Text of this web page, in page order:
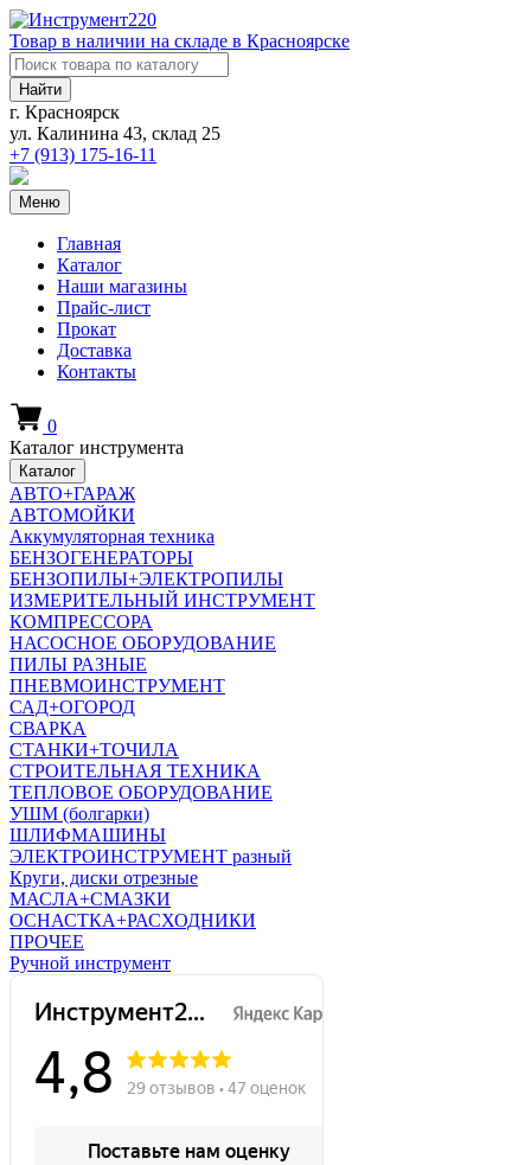
Товар в наличии на складе в Красноярске
Найти
г. Красноярск
ул. Калинина 43, склад 25
+7 (913) 175-16-11
Меню
Главная
Каталог
Наши магазины
Прайс-лист
Прокат
Доставка
Контакты
0
Каталог инструмента
Каталог
АВТО+ГАРАЖ
АВТОМОЙКИ
Аккумуляторная техника
БЕНЗОГЕНЕРАТОРЫ
БЕНЗОПИЛЫ+ЭЛЕКТРОПИЛЫ
ИЗМЕРИТЕЛЬНЫЙ ИНСТРУМЕНТ
КОМПРЕССОРА
НАСОСНОЕ ОБОРУДОВАНИЕ
ПИЛЫ РАЗНЫЕ
ПНЕВМОИНСТРУМЕНТ
САД+ОГОРОД
СВАРКА
СТАНКИ+ТОЧИЛА
СТРОИТЕЛЬНАЯ ТЕХНИКА
ТЕПЛОВОЕ ОБОРУДОВАНИЕ
УШМ (болгарки)
ШЛИФМАШИНЫ
ЭЛЕКТРОИНСТРУМЕНТ разный
Круги, диски отрезные
МАСЛА+СМАЗКИ
ОСНАСТКА+РАСХОДНИКИ
ПРОЧЕЕ
Ручной инструмент